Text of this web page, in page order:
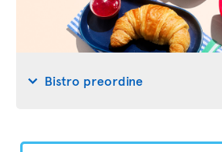
Bistro preordine